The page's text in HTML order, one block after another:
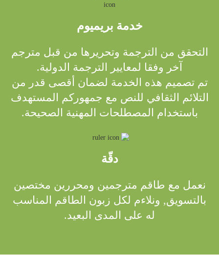
خدمة بريميوم
التحقق من الترجمة وتحريرها من قبل مترجم
آخر وفقا لمعايير الترجمة الدولية.
تم تصميم هذه الخدمة لضمان أقصى قدر من
التلائم الثقافي للنص مع جمهوركم المستهدف
باستخدام المصطلحات المهنية الصحيحة.
دقّة
نعمل مع طاقم مترجمين ومحررين مختصين
بالتسويق, ونلاءم لكل زبون الطاقم المناسب
له على المدى البعيد.